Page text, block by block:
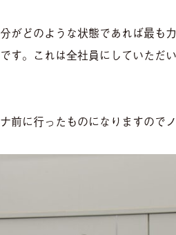
がどのような状態であれば最も
す。これは全社員にしていただ
前に行ったものになりますのでノ